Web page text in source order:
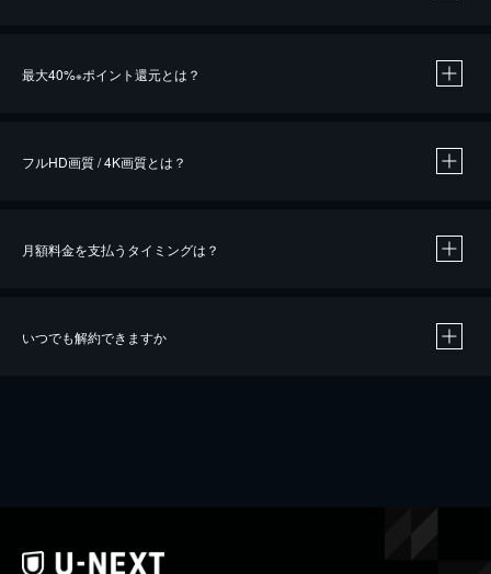
最大40%※ポイント還元とは？
※40％ポイント還元の対象は、クレジットカード決済による作品の購入 / レンタルです。
フルHD画質 / 4K画質とは？
月額料金を支払うタイミングは？
いつでも解約できますか